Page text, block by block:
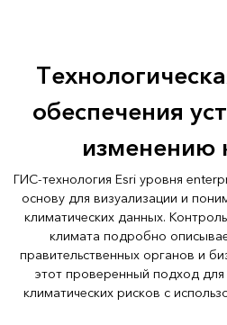
обеспечения
изменению
ГИС-технология Esri уровня
основу для визуализации и
климатических данных.
климата подробно
правительственных органов и
этот проверенный подход
климатических рисков с